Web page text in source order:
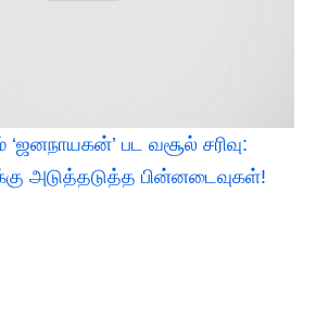
‘ஜனநாயகன்’ பட வசூல் சரிவு:
அடுத்தடுத்த பின்னடைவுகள்!